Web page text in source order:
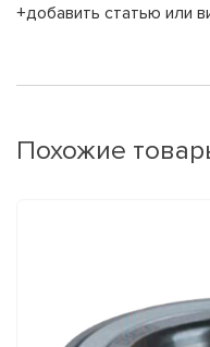
+добавить статью или
Похожие